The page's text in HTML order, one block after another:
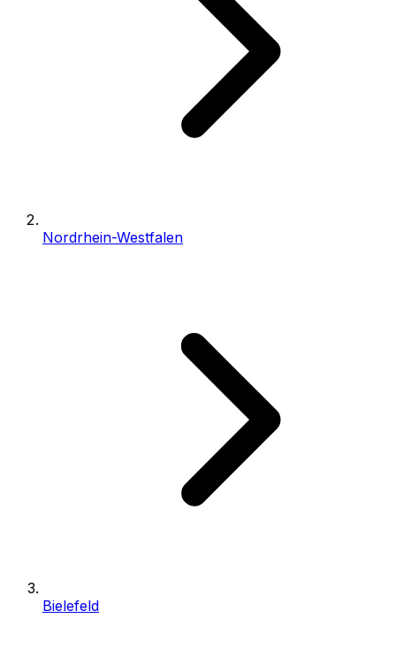
Nordrhein-Westfalen
Bielefeld